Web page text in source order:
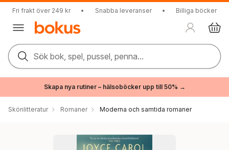
Fri frakt över 249 kr • Snabba leveranser • Billiga böcker
Sök bok, spel, pussel, penna...
Skapa nya rutiner – hälsoböcker upp till 50% →
Skönlitteratur Romaner Moderna och samtida romaner